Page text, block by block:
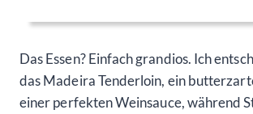
Das Essen? Einfach grandios. Ich
das Madeira Tenderloin, ein
einer perfekten Weinsauce, während